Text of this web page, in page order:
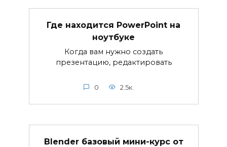
Где находится PowerPoint на
ноутбуке
Когда вам нужно создать
презентацию, редактировать
0 2.5к.
Blender базовый мини-курс от